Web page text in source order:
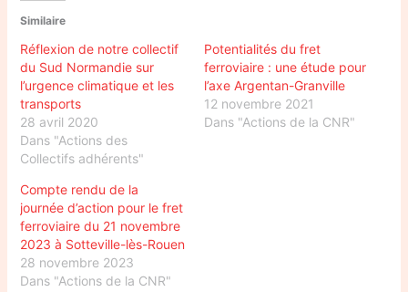
Similaire
Réflexion de notre collectif
du Sud Normandie sur
l’urgence climatique et les
transports
28 avril 2020
Dans "Actions des
Collectifs adhérents"
Potentialités du fret
ferroviaire : une étude pour
l’axe Argentan-Granville
12 novembre 2021
Dans "Actions de la CNR"
Compte rendu de la
journée d’action pour le fret
ferroviaire du 21 novembre
2023 à Sotteville-lès-Rouen
28 novembre 2023
Dans "Actions de la CNR"